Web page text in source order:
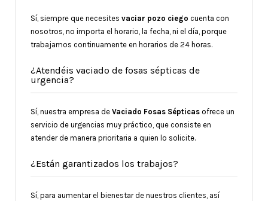
Sí, siempre que necesites vaciar pozo ciego cuenta con
nosotros, no importa el horario, la fecha, ni el día, porque
trabajamos continuamente en horarios de 24 horas.
¿Atendéis vaciado de fosas sépticas de
urgencia?
Sí, nuestra empresa de Vaciado Fosas Sépticas ofrece un
servicio de urgencias muy práctico, que consiste en
atender de manera prioritaria a quien lo solicite.
¿Están garantizados los trabajos?
Sí, para aumentar el bienestar de nuestros clientes, así